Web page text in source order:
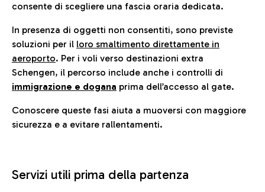
consente di scegliere una fascia oraria dedicata.
In presenza di oggetti non consentiti, sono previste
soluzioni per il loro smaltimento direttamente in
aeroporto. Per i voli verso destinazioni extra
Schengen, il percorso include anche i controlli di
immigrazione e dogana prima dell’accesso al gate.
Conoscere queste fasi aiuta a muoversi con maggiore
sicurezza e a evitare rallentamenti.
Servizi utili prima della partenza